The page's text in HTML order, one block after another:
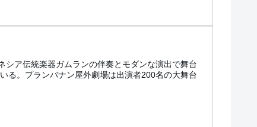
ア伝統楽器ガムランの伴奏とモダンな演出で舞台
る。プランバナン屋外劇場は出演者200名の大舞台